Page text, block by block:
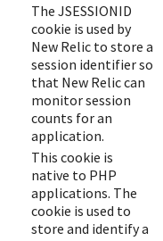
The JSESSIONID
cookie is used by
New Relic to store a
session identifier so
that New Relic can
monitor session
counts for an
application.
This cookie is
native to PHP
applications. The
cookie is used to
store and identify a